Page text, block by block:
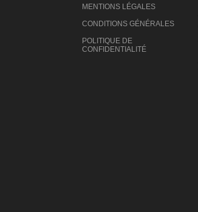
MENTIONS LÉGALES
CONDITIONS GÉNÉRALES
POLITIQUE DE
CONFIDENTIALITÉ